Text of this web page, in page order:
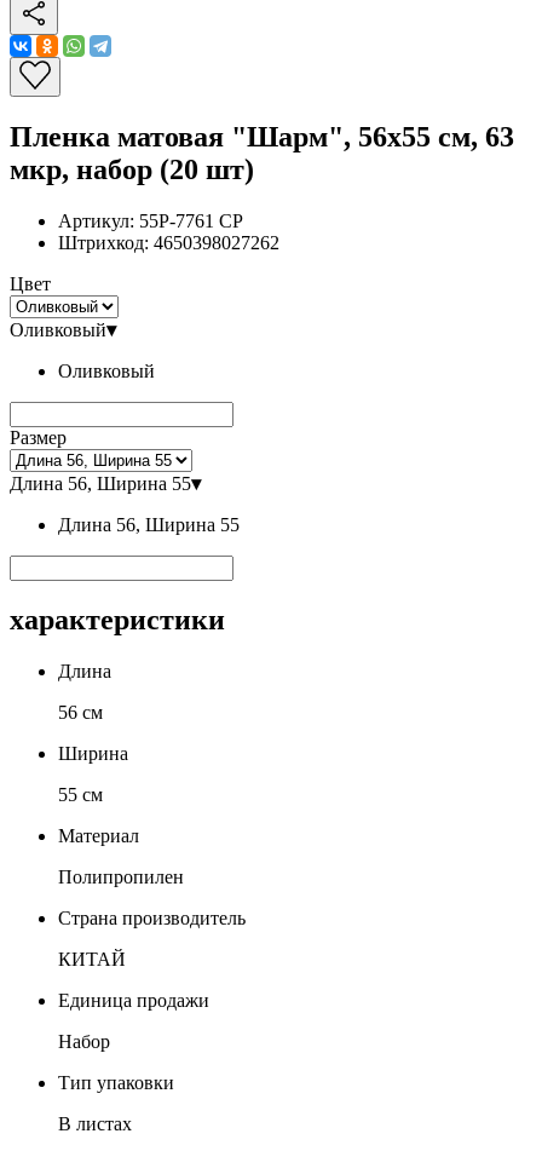
Пленка матовая "Шарм", 56x55 см, 63
мкр, набор (20 шт)
Артикул: 55P-7761 CP
Штрихкод: 4650398027262
Цвет
Оливковый▾
Оливковый
Размер
Длина 56, Ширина 55▾
Длина 56, Ширина 55
характеристики
Длина
56 см
Ширина
55 см
Материал
Полипропилен
Страна производитель
КИТАЙ
Единица продажи
Набор
Тип упаковки
В листах